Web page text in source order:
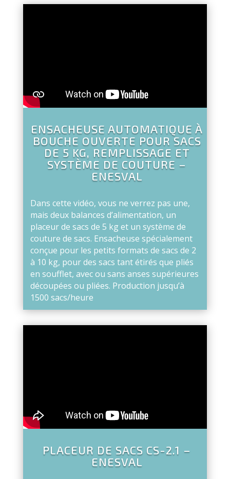
ENSACHEUSE AUTOMATIQUE À
BOUCHE OUVERTE POUR SACS
DE 5 KG, REMPLISSAGE ET
SYSTÈME DE COUTURE –
ENESVAL
Dans cette vidéo, vous ne verrez pas une,
mais deux balances d’alimentation, un
placeur de sacs de 5 kg et un système de
couture de sacs. Ensacheuse spécialement
conçue pour les petits formats de sacs de 2
à 10 kg, pour des sacs tant étirés que pliés
en soufflet, avec ou sans anses supérieures
découpées ou pliées. Production jusqu’à
1500 sacs/heure
PLACEUR DE SACS CS-2.1 –
ENESVAL